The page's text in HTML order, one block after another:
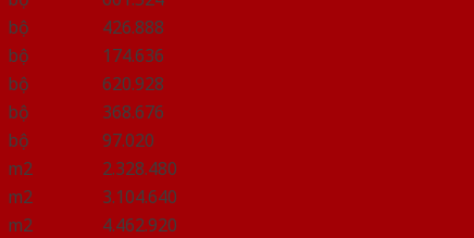
bộ
426.888
bộ
174.636
bộ
620.928
bộ
368.676
bộ
97.020
m2
2.328.480
m2
3.104.640
m2
4.462.920